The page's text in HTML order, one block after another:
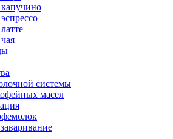
системы
масел